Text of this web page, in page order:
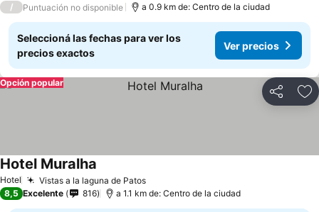
/ Puntuación no disponible a 0.9 km de: Centro de la ciudad
Seleccioná las fechas para ver los
precios exactos
Ver precios
Compartir
Opción popular
Hotel Vistas a la laguna de Patos
Hotel Muralha
8,5 Excelente 816 a 1.1 km de: Centro de la ciudad